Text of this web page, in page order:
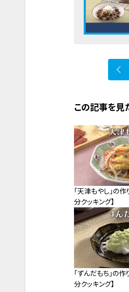
この記事を見
「天津もやし」の
分クッキング】
「ずんだもち」の
分クッキング】